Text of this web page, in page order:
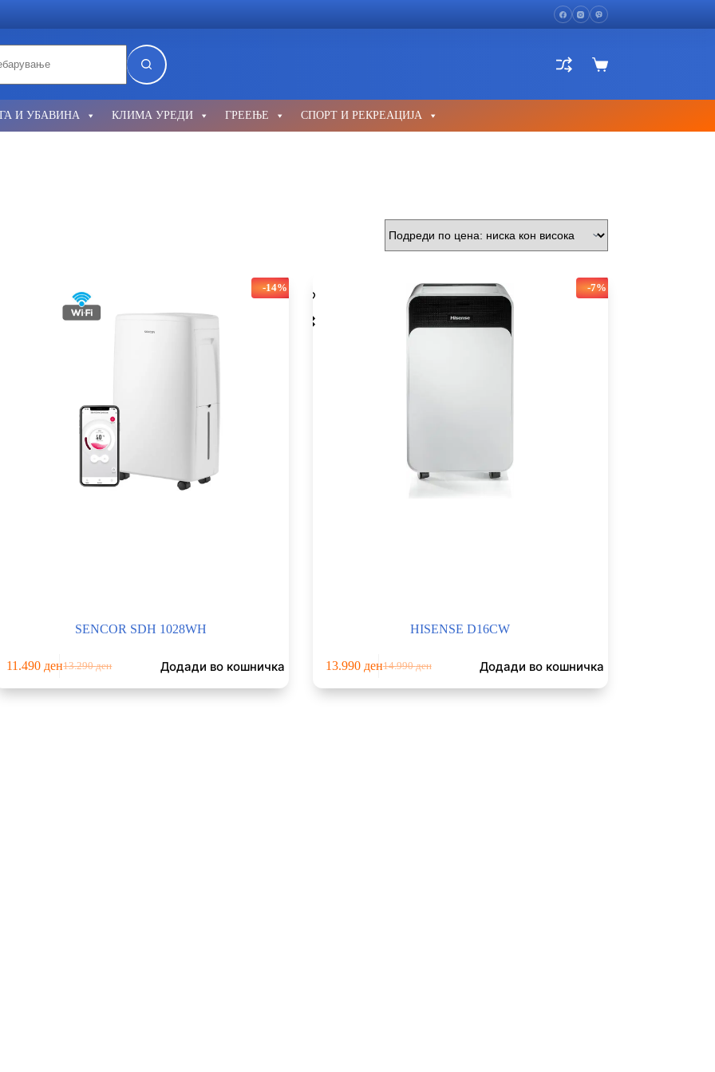
Shopping
И УБАВИНА КЛИМА УРЕДИ ГРЕЕЊЕ СПОРТ И РЕКРЕАЦИЈА
-14%
SENCOR SDH 1028WH
13.290ден
Original
price
11.490 денCurrent
price
Додади во кошничка
-7%
HISENSE D16CW
14.990ден
Original
price
13.990 денCurrent
price
Додади во кошничка